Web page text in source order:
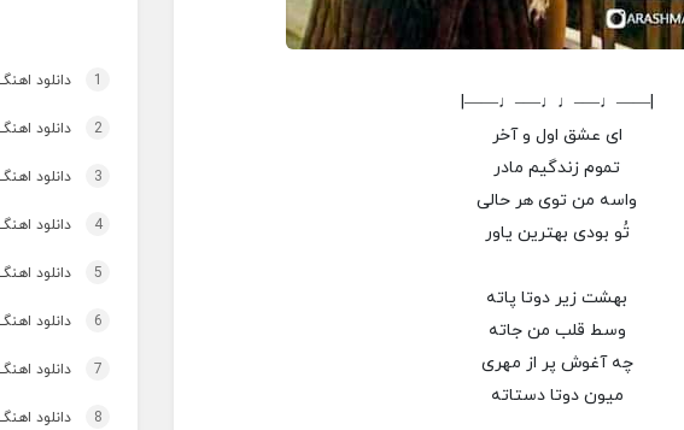
|——♩—–♩♩—–♩——|
ای عشق اول و آخر
تموم زندگیم مادر
واسه من توی هر حالی
تُو بودی بهترین یاور
بهشت زیر دوتا پاته
وسط قلب من جاته
چه آغوش پر از مهری
میون دوتا دستاته
1 دانلود اهنگ تاپ و
2 دانلود اهنگ برنو
3 دانلود
4 دانلود
5 دانلود
6 دانلود
7 دانلود
8 دانلود